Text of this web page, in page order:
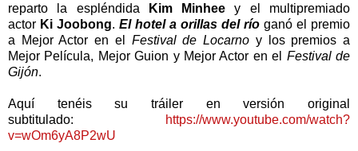
reparto la espléndida
Kim Minhee y el multipremiado
actor Ki Joobong. El hotel a orillas del río ganó el premio
a Mejor Actor en el Festival de Locarno y los premios a
Mejor Película, Mejor Guion y Mejor Actor en el Festival de
Gijón.
Aquí tenéis su tráiler en versión original
subtitulado:
https://www.youtube.com/watch?
v=wOm6yA8P2wU